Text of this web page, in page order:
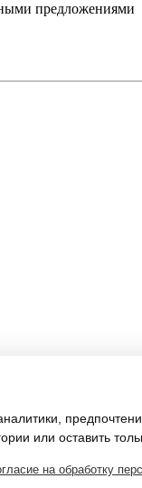
предложениями
или оставить
на обработку